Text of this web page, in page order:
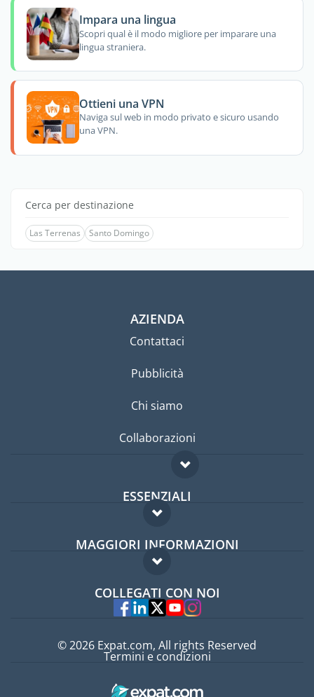
Impara una lingua
Scopri qual è il modo migliore per imparare una
lingua straniera.
Ottieni una VPN
Naviga sul web in modo privato e sicuro usando
una VPN.
Cerca per destinazione
Las Terrenas Santo Domingo
AZIENDA
Contattaci
Pubblicità
Chi siamo
Collaborazioni
ESSENZIALI
Forum per expat
Guida per expat
MAGGIORI INFORMAZIONI
Domande frequenti
Esperti
COLLEGATI CON NOI
© 2026 Expat.com, All rights Reserved
Termini e condizioni